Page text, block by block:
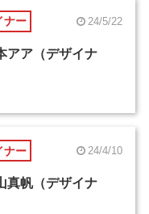
ナー 24/5/22
アア（デザイナ
ナー 24/4/10
真帆（デザイナ